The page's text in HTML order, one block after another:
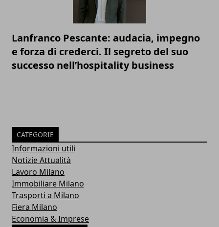
Lanfranco Pescante: audacia, impegno
e forza di crederci. Il segreto del suo
successo nell’hospitality business
CATEGORIE
Informazioni utili
Notizie Attualità
Lavoro Milano
Immobiliare Milano
Trasporti a Milano
Fiera Milano
Economia & Imprese